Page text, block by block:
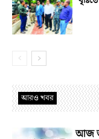
আরও খবর
আজ